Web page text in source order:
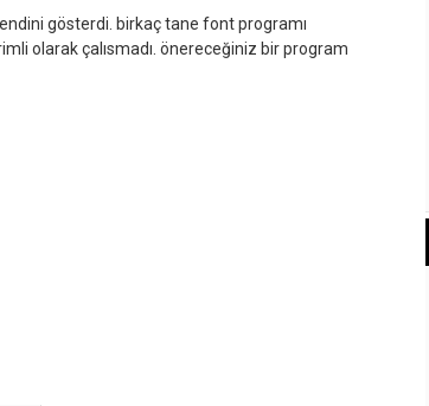
gösterdi. birkaç tane font programı
olarak çalısmadı. önereceğiniz bir program